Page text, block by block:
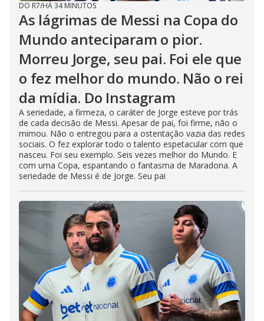
DO R7/HÁ 34 MINUTOS
As lágrimas de Messi na Copa do
Mundo anteciparam o pior.
Morreu Jorge, seu pai. Foi ele que
o fez melhor do mundo. Não o rei
da mídia. Do Instagram
A seriedade, a firmeza, o caráter de Jorge esteve por trás
de cada decisão de Messi. Apesar de pai, foi firme, não o
mimou. Não o entregou para a ostentação vazia das redes
sociais. O fez explorar todo o talento espetacular com que
nasceu. Foi seu exemplo. Seis vezes melhor do Mundo. E
com uma Copa, espantando o fantasma de Maradona. A
seriedade de Messi é de Jorge. Seu pai